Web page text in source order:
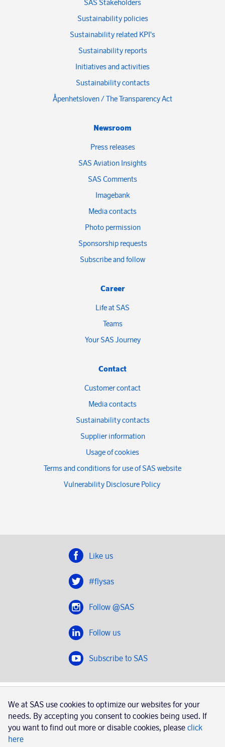
SAS Stakeholders
Sustainability policies
Sustainability related KPI's
Sustainability reports
Initiatives and activities
Sustainability contacts
Åpenhetsloven / The Transparency Act
Newsroom
Press releases
SAS Aviation Insights
SAS Comments
Imagebank
Media contacts
Photo permission
Sponsorship requests
Subscribe and follow
Career
Life at SAS
Teams
Your SAS Journey
Contact
Customer contact
Media contacts
Sustainability contacts
Supplier information
Usage of cookies
Terms and conditions for use of SAS website
Vulnerability Disclosure Policy
Like us
#flysas
Follow @SAS
Follow us
Subscribe to SAS
SAS 2020
SAS AB, registration number 556606-8499, SE-195 87
Stockholm, Sweden
We at SAS use cookies to optimize our websites for your
needs. By accepting you consent to cookies being used. If
you want to find out more or disable cookies, please click
here